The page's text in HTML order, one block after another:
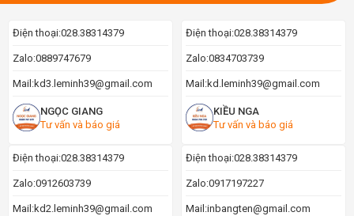
Điện thoại:028.38314379
Zalo:0889747679
Mail:kd3.leminh39@gmail.com
NGỌC GIANG
Tư vấn và báo giá
Điện thoại:028.38314379
Zalo:0834703739
Mail:kd.leminh39@gmail.com
KIỀU NGA
Tư vấn và báo giá
Điện thoại:028.38314379
Zalo:0912603739
Mail:kd2.leminh39@gmail.com
Điện thoại:028.38314379
Zalo:0917197227
Mail:inbangten@gmail.com